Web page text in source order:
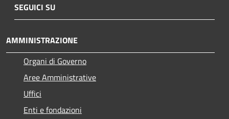
SEGUICI SU
AMMINISTRAZIONE
Organi di Governo
Aree Amministrative
Uffici
Enti e fondazioni